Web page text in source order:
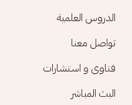
الدروس العلمية
تواصل معنا
فتاوى و استشارات
البث المباشر